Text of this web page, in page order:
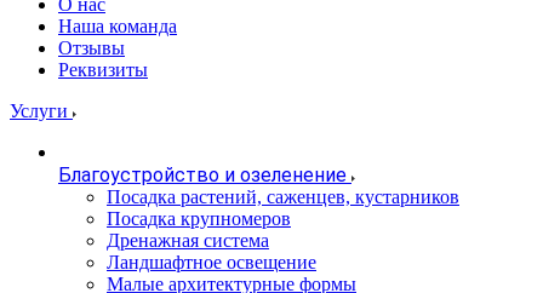
О нас
Наша команда
Отзывы
Реквизиты
Услуги
Благоустройство и озеленение
Посадка растений, саженцев, кустарников
Посадка крупномеров
Дренажная система
Ландшафтное освещение
Малые архитектурные формы